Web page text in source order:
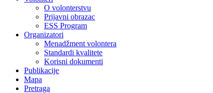
O volonterstvu
Prijavni obrazac
ESS Program
Organizatori
Menadžment volontera
Standardi kvalitete
Korisni dokumenti
Publikacije
Mapa
Pretraga